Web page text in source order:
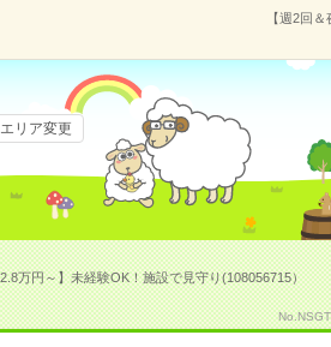
【週2回
エリア変更
万円～】未経験OK！施設で見守り(108056715）